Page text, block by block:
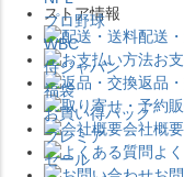
ストア情報
配送
お
返品
会社概要
よ
プロ野球
WBC
侍ジャパン
福袋
お買い得パック
プレミア
セール